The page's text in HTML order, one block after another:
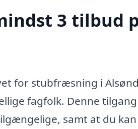
3 tilbud
for stubfræsning i
fagfolk. Denne
samt at du